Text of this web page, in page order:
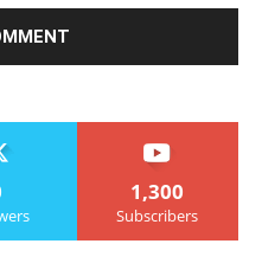
1,300
Subscribers